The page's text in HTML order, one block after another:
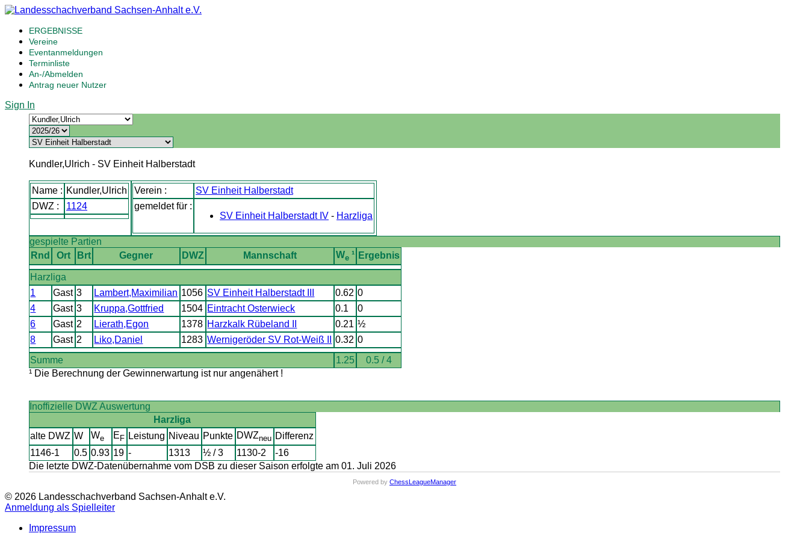
ERGEBNISSE
Vereine
Eventanmeldungen
Terminliste
An-/Abmelden
Antrag neuer Nutzer
Sign In
Kundler,Ulrich - SV Einheit Halberstadt
Name : Kundler,Ulrich
DWZ :
1124
Verein :
SV Einheit Halberstadt
gemeldet für :
SV Einheit Halberstadt IV - Harzliga
gespielte Partien
Rnd
Ort Brt Gegner DWZ Mannschaft We¹ Ergebnis
Harzliga
1
Gast 3 Lambert,Maximilian 1056 SV Einheit Halberstadt III 0.62 0
4
Gast 3 Kruppa,Gottfried 1504 Eintracht Osterwieck 0.1
0
6
Gast 2 Lierath,Egon 1378 Harzkalk Rübeland II 0.21 ½
8
Gast 2 Liko,Daniel 1283 Wernigeröder SV Rot-Weiß II 0.32 0
Summe
1.25
0.5 / 4
¹ Die Berechnung der Gewinnerwartung ist nur angenähert !
Inoffizielle DWZ Auswertung
Harzliga
alte DWZ W We E F Leistung Niveau Punkte DWZneu Differenz
1146-1
0.5 0.93 19 - 1313 ½ / 3 1130-2
-16
Die letzte DWZ-Datenübernahme vom DSB zu dieser Saison erfolgte am 01. Juli 2026
Powered by ChessLeagueManager
© 2026 Landesschachverband Sachsen-Anhalt e.V.
Anmeldung als Spielleiter
Impressum